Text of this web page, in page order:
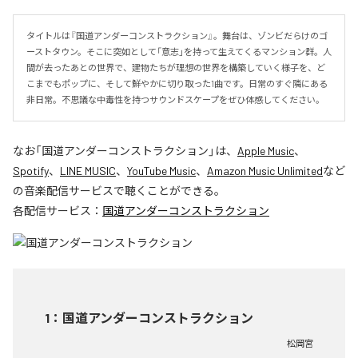
タイトルは『国道アンダーコンストラクション』。舞台は、ゾンビだらけのゴ
ーストタウン。そこに突如として「意志」を持って生えてくるマンション群。人
間が去ったあとの世界で、建物たちが理想の世界を構築していく様子を、ど
こまでもポップに、そして鮮やかに切り取った1曲です。日常のすぐ隣にある
非日常。不思議な中毒性を持つサウンドスケープをぜひ体感してください。
なお「国道アンダーコンストラクション 」は、 Apple Music、
Spotify、 LINE MUSIC、 YouTube Music、 Amazon Music Unlimitedなど
の音楽配信サービスで聴くことができる。
各配信サービス： 国道アンダーコンストラクション
1 ： 国道アンダーコンストラクション
松岡宮